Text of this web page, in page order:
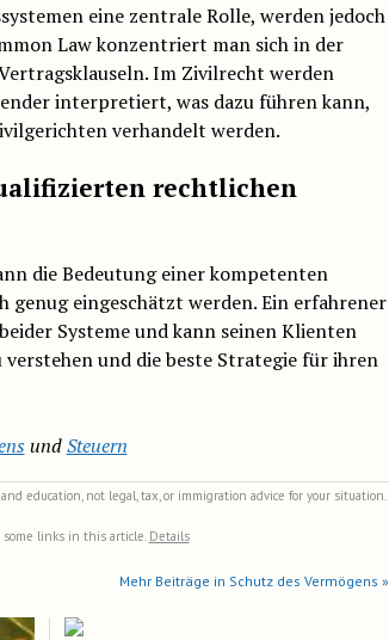
eine zentrale Rolle, werden jedoch
Law konzentriert man sich in der
Im Zivilrecht werden
interpretiert, was dazu führen kann,
verhandelt werden.
rechtlichen
die Bedeutung einer kompetenten
eingeschätzt werden. Ein erfahrener
Systeme und kann seinen Klienten
und die beste Strategie für ihren
undSteuern
education, not legal, tax, or immigration advice for your situation.
some links in this article. Details
Mehr Beiträge in Schutz des Vermögens »